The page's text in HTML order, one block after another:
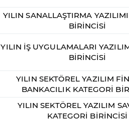
YILIN SANALLAŞTIRMA
BİRİNCİSİ
YILIN İŞ UYGULAMALARI
BİRİNCİSİ
YILIN SEKTÖREL YAZILIM
BANKACILIK KATEGORİ
YILIN SEKTÖREL YAZILIM
KATEGORİ BİRİNCİSİ